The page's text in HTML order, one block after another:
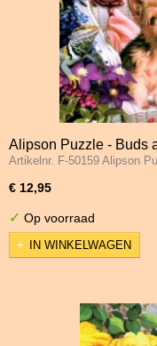
Alipson Puzzle - Buds
Artikelnr. F-50159 Alipson
€ 12,95
✓ Op voorraad
IN WINKELWAGEN